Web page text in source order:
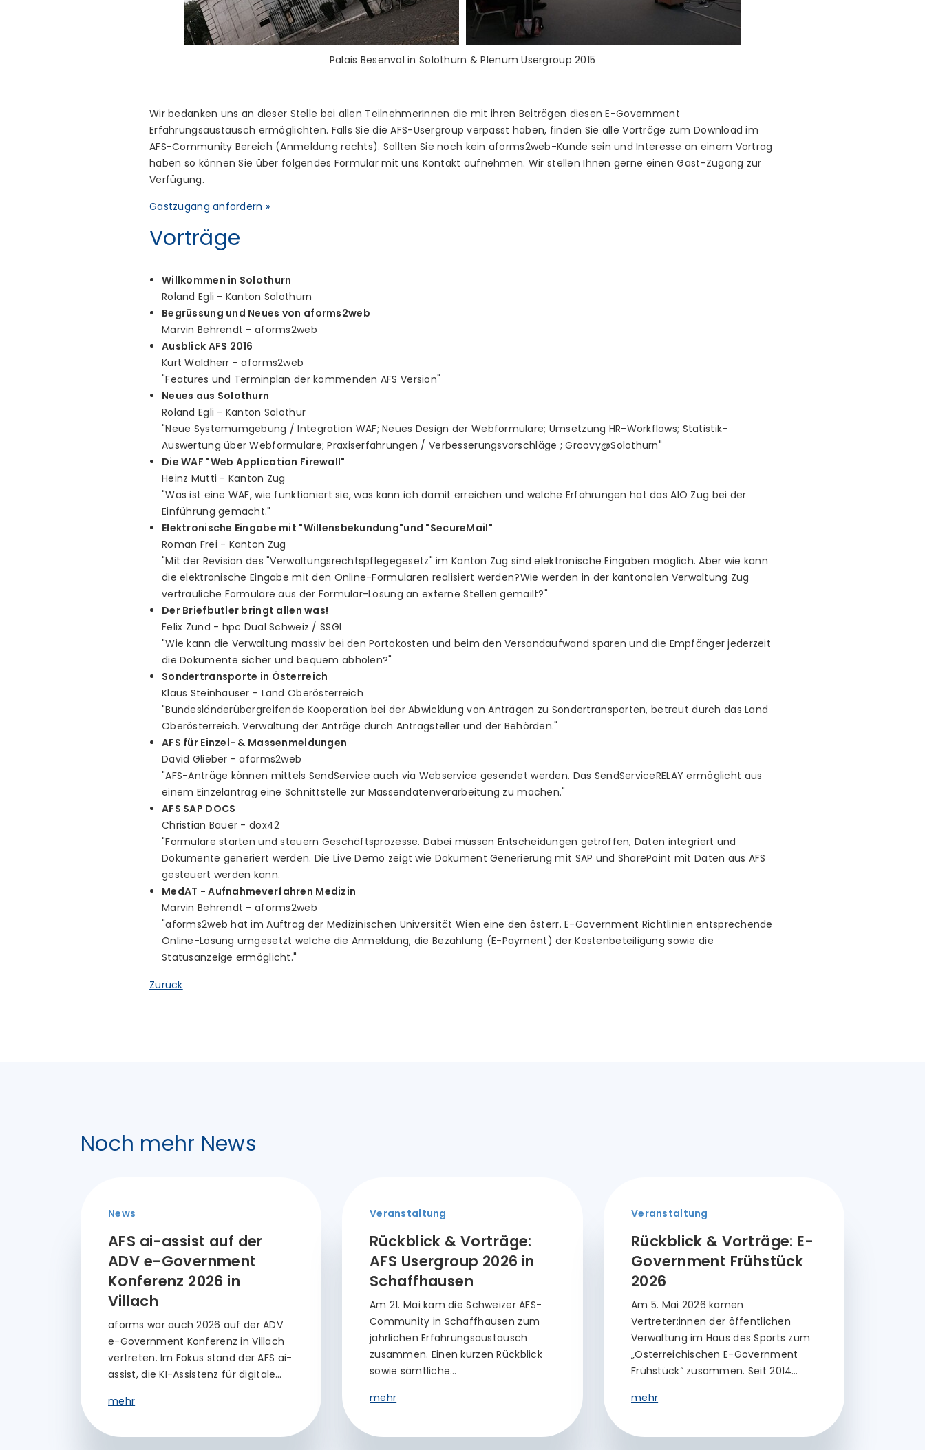
Palais Besenval in Solothurn & Plenum Usergroup 2015
Wir bedanken uns an dieser Stelle bei allen TeilnehmerInnen die mit ihren Beiträgen diesen E-Government
Erfahrungsaustausch ermöglichten. Falls Sie die AFS-Usergroup verpasst haben, finden Sie alle Vorträge zum Download im
AFS-Community Bereich (Anmeldung rechts). Sollten Sie noch kein aforms2web-Kunde sein und Interesse an einem Vortrag
haben so können Sie über folgendes Formular mit uns Kontakt aufnehmen. Wir stellen Ihnen gerne einen Gast-Zugang zur
Verfügung.
Gastzugang anfordern »
Vorträge
Willkommen in Solothurn
Roland Egli - Kanton Solothurn
Begrüssung und Neues von aforms2web
Marvin Behrendt - aforms2web
Ausblick AFS 2016
Kurt Waldherr - aforms2web
"Features und Terminplan der kommenden AFS Version"
Neues aus Solothurn
Roland Egli - Kanton Solothur
"Neue Systemumgebung / Integration WAF; Neues Design der Webformulare; Umsetzung HR-Workflows; Statistik-
Auswertung über Webformulare; Praxiserfahrungen / Verbesserungsvorschläge ; Groovy@Solothurn"
Die WAF "Web Application Firewall"
Heinz Mutti - Kanton Zug
"Was ist eine WAF, wie funktioniert sie, was kann ich damit erreichen und welche Erfahrungen hat das AIO Zug bei der
Einführung gemacht."
Elektronische Eingabe mit "Willensbekundung"und "SecureMail"
Roman Frei - Kanton Zug
"Mit der Revision des "Verwaltungsrechtspflegegesetz" im Kanton Zug sind elektronische Eingaben möglich. Aber wie kann
die elektronische Eingabe mit den Online-Formularen realisiert werden?Wie werden in der kantonalen Verwaltung Zug
vertrauliche Formulare aus der Formular-Lösung an externe Stellen gemailt?"
Der Briefbutler bringt allen was!
Felix Zünd - hpc Dual Schweiz / SSGI
"Wie kann die Verwaltung massiv bei den Portokosten und beim den Versandaufwand sparen und die Empfänger jederzeit
die Dokumente sicher und bequem abholen?"
Sondertransporte in Österreich
Klaus Steinhauser - Land Oberösterreich
"Bundesländerübergreifende Kooperation bei der Abwicklung von Anträgen zu Sondertransporten, betreut durch das Land
Oberösterreich. Verwaltung der Anträge durch Antragsteller und der Behörden."
AFS für Einzel- & Massenmeldungen
David Glieber - aforms2web
"AFS-Anträge können mittels SendService auch via Webservice gesendet werden. Das SendServiceRELAY ermöglicht aus
einem Einzelantrag eine Schnittstelle zur Massendatenverarbeitung zu machen."
AFS SAP DOCS
Christian Bauer - dox42
"Formulare starten und steuern Geschäftsprozesse. Dabei müssen Entscheidungen getroffen, Daten integriert und
Dokumente generiert werden. Die Live Demo zeigt wie Dokument Generierung mit SAP und SharePoint mit Daten aus AFS
gesteuert werden kann.
MedAT - Aufnahmeverfahren Medizin
Marvin Behrendt - aforms2web
"aforms2web hat im Auftrag der Medizinischen Universität Wien eine den österr. E-Government Richtlinien entsprechende
Online-Lösung umgesetzt welche die Anmeldung, die Bezahlung (E-Payment) der Kostenbeteiligung sowie die
Statusanzeige ermöglicht."
Zurück
Noch mehr News
News
AFS ai-assist auf der
ADV e-Government
Konferenz 2026 in
Villach
aforms war auch 2026 auf der ADV
e-Government Konferenz in Villach
vertreten. Im Fokus stand der AFS ai-
assist, die KI-Assistenz für digitale…
mehr
Veranstaltung
Rückblick & Vorträge:
AFS Usergroup 2026 in
Schaffhausen
Am 21. Mai kam die Schweizer AFS-
Community in Schaffhausen zum
jährlichen Erfahrungsaustausch
zusammen. Einen kurzen Rückblick
sowie sämtliche…
mehr
Veranstaltung
Rückblick & Vorträge: E-
Government Frühstück
2026
Am 5. Mai 2026 kamen
Vertreter:innen der öffentlichen
Verwaltung im Haus des Sports zum
„Österreichischen E-Government
Frühstück“ zusammen. Seit 2014…
mehr